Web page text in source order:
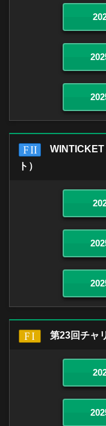
WINTICKET
ト）
第23回チャ